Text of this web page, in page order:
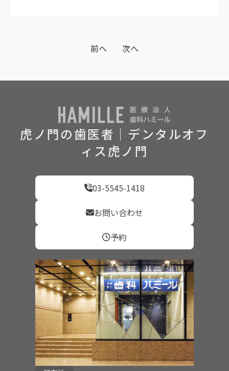
前へ 次へ
虎ノ門の歯医者｜デンタルオフ
ィス虎ノ門
03-5545-1418
お問い合わせ
予約